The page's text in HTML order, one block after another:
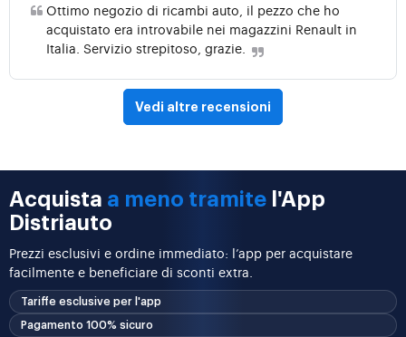
Ottimo negozio di ricambi auto, il pezzo che ho
acquistato era introvabile nei magazzini Renault in
Italia. Servizio strepitoso, grazie.
Vedi altre recensioni
Acquista a meno tramite l'App
Distriauto
Prezzi esclusivi e ordine immediato: l’app per acquistare
facilmente e beneficiare di sconti extra.
Tariffe esclusive per l'app
Pagamento 100% sicuro